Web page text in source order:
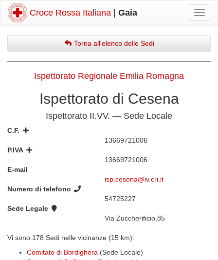
Croce Rossa Italiana Gaia
Torna all'elenco delle Sedi
Ispettorato Regionale Emilia Romagna
Ispettorato di Cesena
Ispettorato II.VV. — Sede Locale
C.F.
13669721006
P.IVA
13669721006
E-mail
isp.cesena@iv.cri.it
Numero di telefono
54725227
Sede Legale
Via Zuccherificio,85
Vi sono 178 Sedi nelle vicinanze (15 km):
Comitato di Bordighera (Sede Locale)